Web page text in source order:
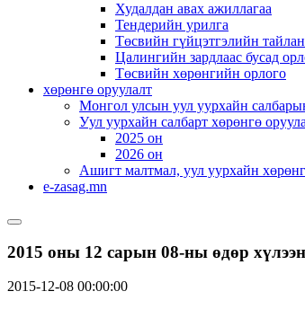
Худалдан авах ажиллагаа
Тендерийн урилга
Төсвийн гүйцэтгэлийн тайлан
Цалингийн зардлаас бусад
Төсвийн хөрөнгийн орлого
хөрөнгө оруулалт
Монгол улсын уул уурхайн
Уул уурхайн салбарт хөрөнгө
2025 он
2026 он
Ашигт малтмал, уул уурхайн
e-zasag.mn
2015 оны 12 сарын 08-ны өдөр
2015-12-08 00:00:00